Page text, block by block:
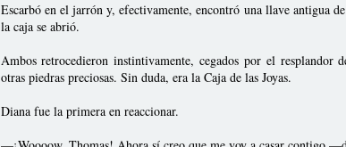
Escarbó en el jarrón y, efectivamente, encontró una llave antigua
la caja se abrió.
Ambos retrocedieron instintivamente, cegados por el resplandor
otras piedras preciosas. Sin duda, era la Caja de las Joyas.
Diana fue la primera en reaccionar.